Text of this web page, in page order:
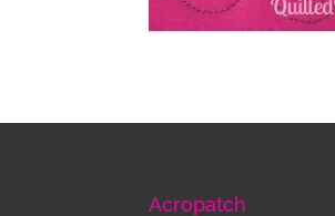
Acropatch